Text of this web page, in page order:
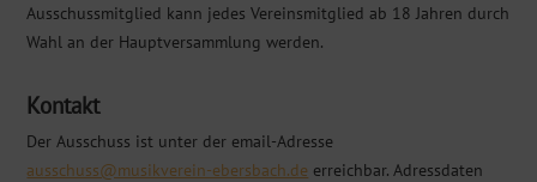
Ausschussmitglied kann jedes Vereinsmitglied ab 18 Jahren durch
Wahl an der Hauptversammlung werden.
Kontakt
Der Ausschuss ist unter der email-Adresse
ausschuss@musikverein-ebersbach.de erreichbar. Adressdaten